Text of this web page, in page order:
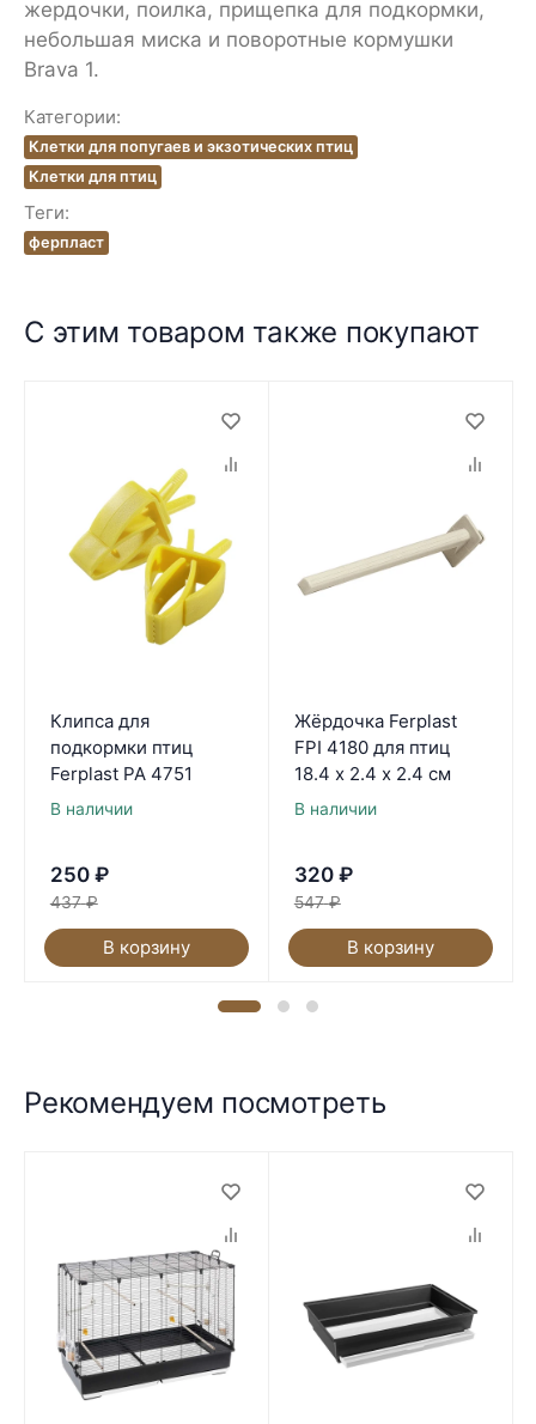
жердочки, поилка, прищепка для подкормки,
небольшая миска и поворотные кормушки
Brava 1.
Категории:
Клетки для попугаев и экзотических птиц
Клетки для птиц
Теги:
ферпласт
С этим товаром также покупают
Клипса для
подкормки птиц
Ferplast PA 4751
В наличии
250 ₽
437 ₽
В корзину
Жёрдочка Ferplast
FPI 4180 для птиц
18.4 х 2.4 х 2.4 см
В наличии
320 ₽
547 ₽
В корзину
Рекомендуем посмотреть